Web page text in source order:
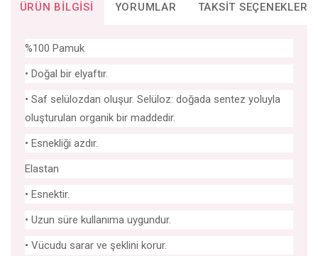
ÜRÜN BILGISI YORUMLAR TAKSIT SEÇENEKLERI
%100 Pamuk
• Doğal bir elyaftır.
• Saf selülozdan oluşur. Selüloz: doğada sentez yoluyla
oluşturulan organik bir maddedir.
• Esnekliği azdır.
Elastan
• Esnektir.
• Uzun süre kullanıma uygundur.
• Vücudu sarar ve şeklini korur.